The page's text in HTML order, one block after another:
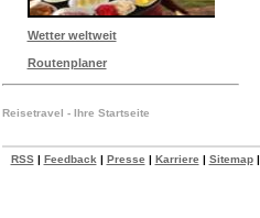
Wetter weltweit
Routenplaner
Reisetravel - Ihre Startseite
RSS| Feedback | Presse | Karriere | Sitemap|